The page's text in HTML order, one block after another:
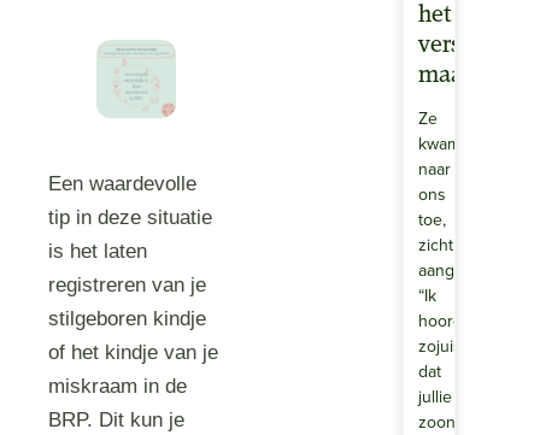
Een waardevolle
tip in deze situatie
is het laten
registreren van je
stilgeboren kindje
of het kindje van je
miskraam in de
BRP. Dit kun je
het
verschil
maakte
Ze
kwam
naar
ons
toe,
zichtbaar
aangeslagen.
“Ik
hoorde
zojuist
dat
jullie
zoontje